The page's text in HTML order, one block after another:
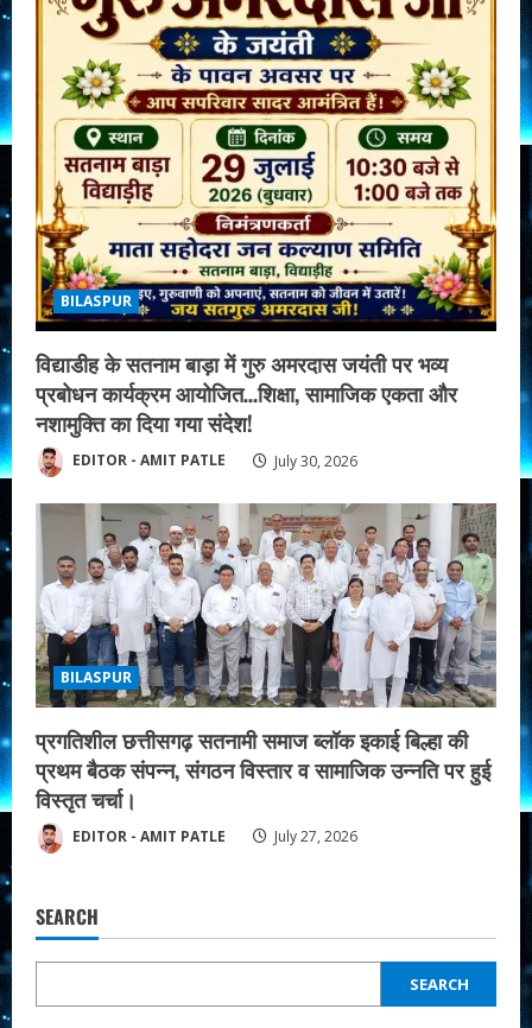
BILASPUR
विद्याडीह के सतनाम बाड़ा में गुरु अमरदास जयंती पर भव्य
प्रबोधन कार्यक्रम आयोजित…शिक्षा, सामाजिक एकता और
नशामुक्ति का दिया गया संदेश!
EDITOR - AMIT PATLE July 30, 2026
BILASPUR
प्रगतिशील छत्तीसगढ़ सतनामी समाज ब्लॉक इकाई बिल्हा की
प्रथम बैठक संपन्न, संगठन विस्तार व सामाजिक उन्नति पर हुई
विस्तृत चर्चा।
EDITOR - AMIT PATLE July 27, 2026
SEARCH
SEARCH